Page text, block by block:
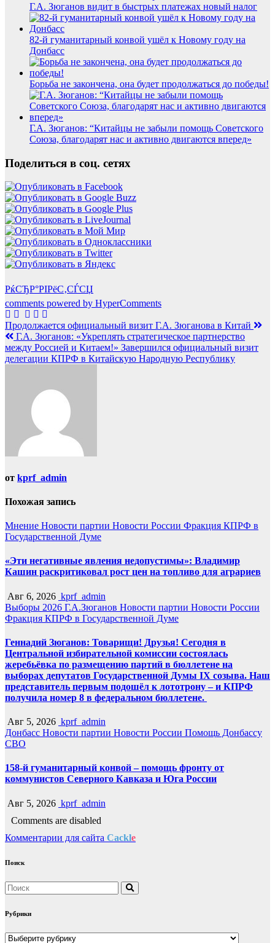
Г.А. Зюганов видит в быстрых платежах новый налог
82-й гуманитарный конвой ушёл к Новому году на
Донбасс
Борьба не закончена, она будет продолжаться до победы!
Г.А. Зюганов: “Китайцы не забыли помощь Советского
Союза, благодарят нас и активно двигаются вперед»
Поделиться в соц. сетях
РќСЂР°РІРёС‚СЃСЏ
comments powered by HyperComments
Навигация
по
записям
Продолжается официальный визит Г.А. Зюганова в Китай
Г.А. Зюганов: «Укреплять стратегическое партнерство
между Россией и Китаем!» Завершился официальный визит
делегации КПРФ в Китайскую Народную Республику
от kprf_admin
Похожая запись
Мнение Новости партии Новости России Фракция КПРФ в
Государственной Думе
«Эти негативные явления недопустимы»: Владимир
Кашин раскритиковал рост цен на топливо для аграриев
Авг 6, 2026 kprf_admin
Выборы 2026 Г.А.Зюганов Новости партии Новости России
Фракция КПРФ в Государственной Думе
Геннадий Зюганов: Товарищи! Друзья! Сегодня в
Центральной избирательной комиссии состоялась
жеребьёвка по размещению партий в бюллетене на
выборах депутатов Государственной Думы IX созыва. Наш
представитель первым подошёл к лототрону – и КПРФ
получила номер 8 в федеральном бюллетене.
Авг 5, 2026 kprf_admin
Донбасс Новости партии Новости России Помощь Донбассу
СВО
158-й гуманитарный конвой – помощь фронту от
коммунистов Северного Кавказа и Юга России
Авг 5, 2026 kprf_admin
Comments are disabled
Комментарии для сайта Cackle
Поиск
Рубрики
Рубрики